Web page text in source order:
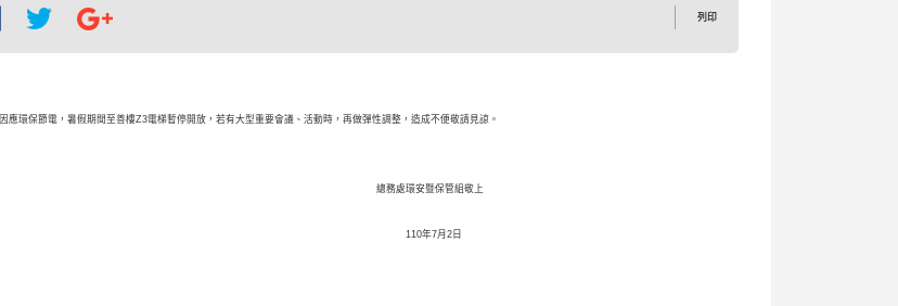
列印
因應環保節電，暑假期間至善樓Z3電梯暫停開放，若有大型重要會議、活動時，再做彈性調整，造成不便敬請見諒。
總務處環安暨保管組敬上
110年7月2日